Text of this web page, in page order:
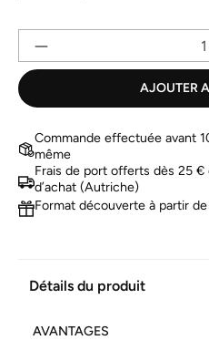
AJOUTER
Commande effectuée avant
même
Frais de port offerts dès 25
d’achat (Autriche)
Format découverte à partir
Détails du produit
AVANTAGES